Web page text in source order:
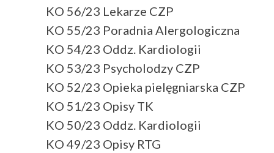
KO 56/23 Lekarze CZP
KO 55/23 Poradnia Alergologiczna
KO 54/23 Oddz. Kardiologii
KO 53/23 Psycholodzy CZP
KO 52/23 Opieka pielęgniarska CZP
KO 51/23 Opisy TK
KO 50/23 Oddz. Kardiologii
KO 49/23 Opisy RTG